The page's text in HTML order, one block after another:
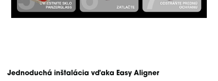
Jednoduchá inštalácia vďaka Easy Aligner